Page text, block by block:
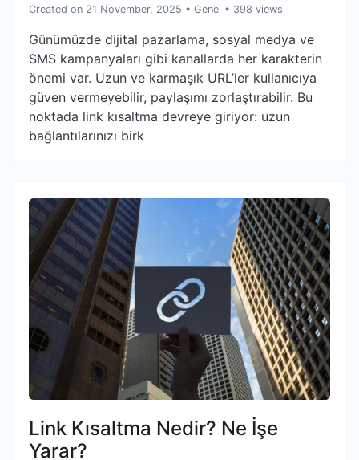
Created on 21 November, 2025 • Genel • 398 views
Günümüzde dijital pazarlama, sosyal medya ve
SMS kampanyaları gibi kanallarda her karakterin
önemi var. Uzun ve karmaşık URL’ler kullanıcıya
güven vermeyebilir, paylaşımı zorlaştırabilir. Bu
noktada link kısaltma devreye giriyor: uzun
bağlantılarınızı birk
Link Kısaltma Nedir? Ne İşe
Yarar?